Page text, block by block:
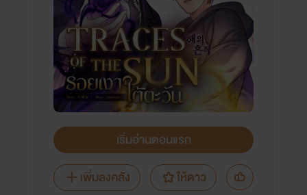
เริ่มอ่านตอนแรก
เพิ่มลงคลัง
ให้ดาว